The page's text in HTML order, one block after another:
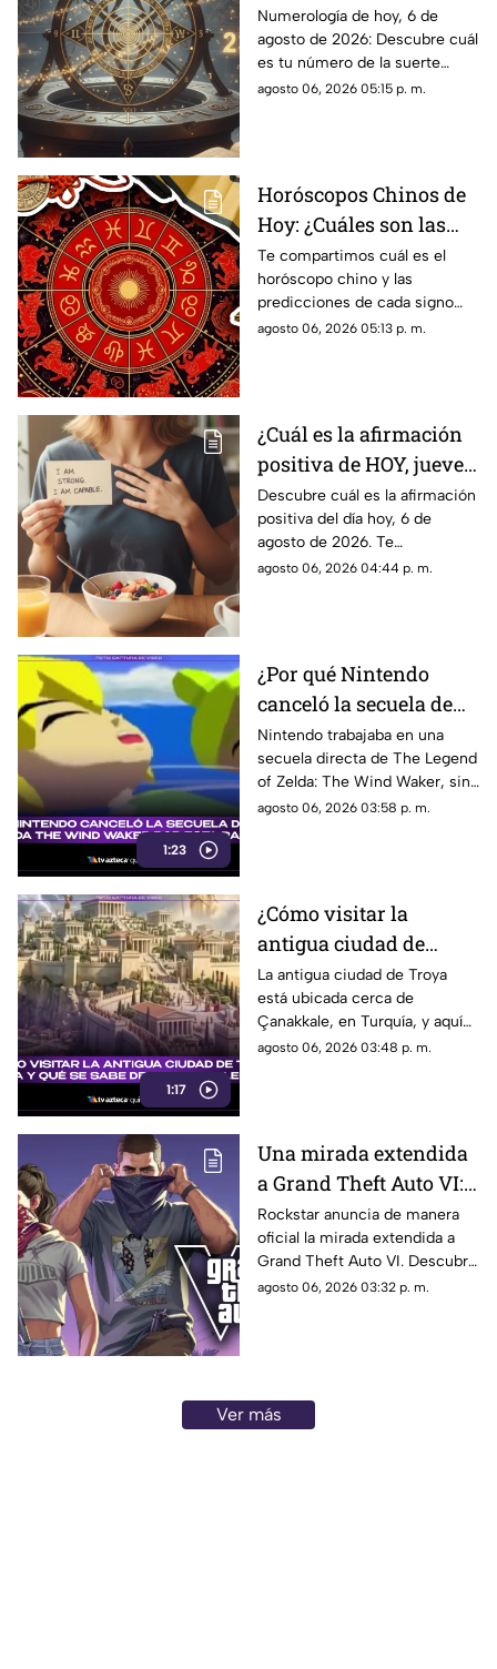
Conoce el número de la
suerte de este jueves 6
de agosto de 2026, para
cada signo del zodiaco
Numerología de hoy, 6 de
agosto de 2026: Descubre cuál
es tu número de la suerte
según tu signo zodiacal.
agosto 06, 2026 05:15 p. m.
Horóscopos Chinos de
Hoy: ¿Cuáles son las
predicciones para este
jueves 6 de agosto de
2026?
Te compartimos cuál es el
horóscopo chino y las
predicciones de cada signo
para el día de hoy, jueves 6 de
agosto 06, 2026 05:13 p. m.
¿Cuál es la afirmación
positiva de HOY, jueves
6 de agosto de 2026?
Repite estas palabras y
llena tu día de energía
Descubre cuál es la afirmación
positiva del día hoy, 6 de
agosto de 2026. Te
compartimos un mensaje
agosto 06, 2026 04:44 p. m.
1:23
¿Por qué Nintendo
canceló la secuela de
Zelda The Wind
Waker? Aquí te
explicamos la razón
Nintendo trabajaba en una
secuela directa de The Legend
of Zelda: The Wind Waker, sin
embargo, fue cancelada. Aquí
agosto 06, 2026 03:58 p. m.
1:17
¿Cómo visitar la
antigua ciudad de
Troya en Turquía y qué
se sabe de su origen
legendario?
La antigua ciudad de Troya
está ubicada cerca de
Çanakkale, en Turquía, y aquí
te explicamos todos los
agosto 06, 2026 03:48 p. m.
Una mirada extendida
a Grand Theft Auto VI:
¿Cuándo, dónde y a qué
hora de México se
estrena este adelanto
de GTA?
Rockstar anuncia de manera
oficial la mirada extendida a
Grand Theft Auto VI. Descubre
fecha, horario, dónde verla y
agosto 06, 2026 03:32 p. m.
Ver más